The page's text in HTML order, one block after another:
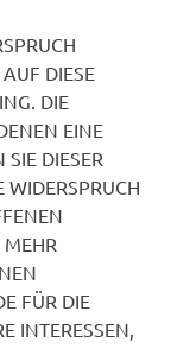
DIESE
DIE
EINE
DIESER
WIDERSPRUCH
FÜR DIE
INTERESSEN,